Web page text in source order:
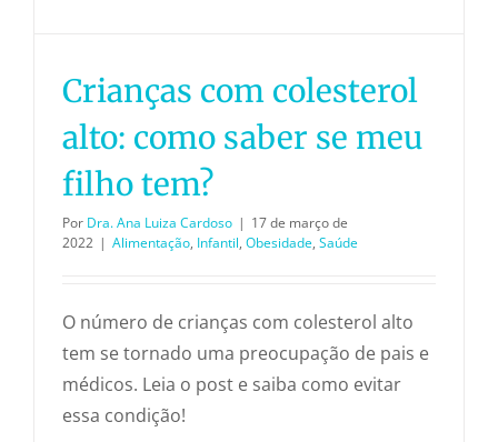
Crianças com colesterol
alto: como saber se meu
filho tem?
Por Dra. Ana Luiza Cardoso | 17 de março de
2022 | Alimentação, Infantil, Obesidade, Saúde
O número de crianças com colesterol alto
tem se tornado uma preocupação de pais e
médicos. Leia o post e saiba como evitar
essa condição!